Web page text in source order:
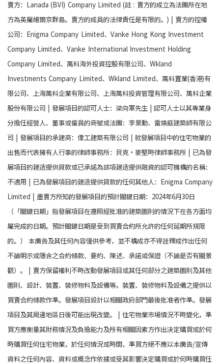
賣方：Lanada (BVI) Company Limited (註 : 賣方的成立為法團所在地
方為英屬維爾京群島。賣方的成員的法律責任是有限的。) | 賣方的控權
公司：Enigma Company Limited、Vanke Hong Kong Investment
Company Limited、Vanke International Investment Holding
Company Limited、萬科海外投資控股有限公司、Wkland
Investments Company Limited、Wkland Limited、萬科置業(香港)有
限公司、上海萬科企業有限公司、上海萬科投資管理有限公司、萬科企業
股份有限公司 | 發展項目的認可人士：梁向軍先生 | 認可人士以其專業身
分擔任經營人、董事或僱員的商號或法團：李景勳、雷煥庭建築師有限公
司 | 發展項目的承建商：偉工建築有限公司 | 就發展項目中的住宅物業的
出售而代表擁有人行事的律師事務所：貝克‧麥堅時律師事務所 | 已為發
展項目的建造提供貸款或已承諾為該項建造提供融資的認可機構的名稱：
不適用 | 已為發展項目的建造提供貸款的任何其他人：Enigma Company
Limited | 盡賣方所知的發展項目的預計關鍵日期：2024年6月30日
（「關鍵日期」指發展項目在遵照經批准的建築圖則的情況下在各方面均
屬完成的日期。預計關鍵日期是受到買賣合約所允許的任何延期所規限
的。） 本廣告及其任何內容僅供參考，並不構成亦不得詮釋成作出任何
不論明示或隱含之合約條款、要約、陳述、承諾或保證（不論是否有關景
觀）。 | 賣方保留權利不時改動發展項目或其任何部分之建築圖則及其他
圖則、設計、裝置、裝修物料及設備等。裝置、裝修物料及設備之提供以
買賣合約條款作準。發展項目設計以相關政府部門最後批准者作準。發展
項目及其周邊地區日後可能出現改變。 | 住宅物業市場情況不時變化，準
買方應衡量其財務情況及負擔能力及所有相關因素方作出決定購買或於何
時購買任何住宅物業，於任何情況或時間，準買方絕不應以本廣告/宣傳
資料之任何內容、資料或概念作依據或受其影響決定購買或於何時購買任